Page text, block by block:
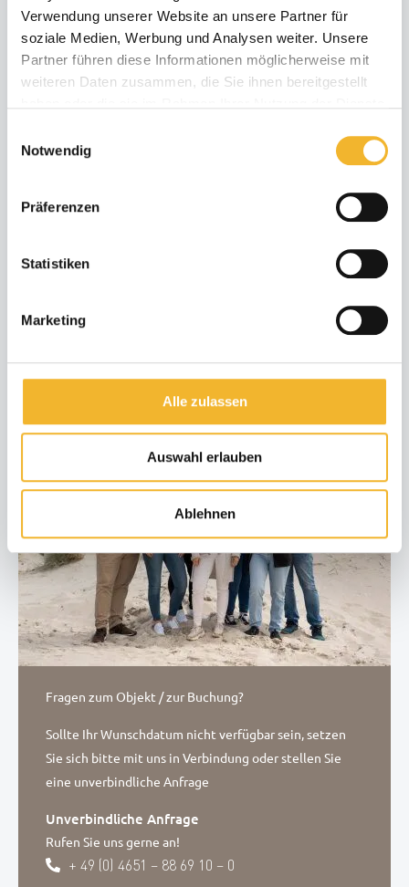
Verwendung unserer Website an unsere Partner für
soziale Medien, Werbung und Analysen weiter. Unsere
Partner führen diese Informationen möglicherweise mit
weiteren Daten zusammen, die Sie ihnen bereitgestellt
Notwendig
Präferenzen
Statistiken
Marketing
Alle zulassen
Auswahl erlauben
Ablehnen
Last Minute 20 % Anreise in
spätestens 21 Tagen (min.4
ÜN)
05.08.26 - 31.08.26
Anreise in spätestens 0
Tagen
6 Bewertungen
Fragen zum Objekt / zur Buchung?
Sollte Ihr Wunschdatum nicht verfügbar sein, setzen
Sie sich bitte mit uns in Verbindung oder stellen Sie
eine unverbindliche Anfrage
Unverbindliche Anfrage
Rufen Sie uns gerne an!
+ 49 (0) 4651 – 88 69 10 – 0